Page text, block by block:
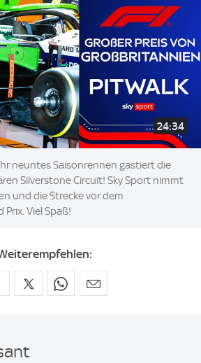
24:34
neuntes Saisonrennen gastiert die
Silverstone Circuit! Sky Sport nimmt
und die Strecke vor dem
Viel Spaß!